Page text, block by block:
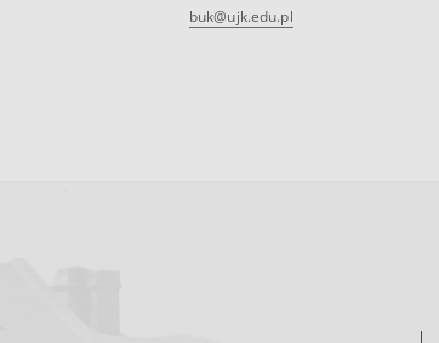
buk@ujk.edu.pl